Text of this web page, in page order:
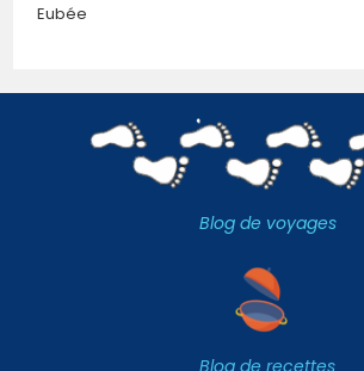
Eubée
Blog de voyages